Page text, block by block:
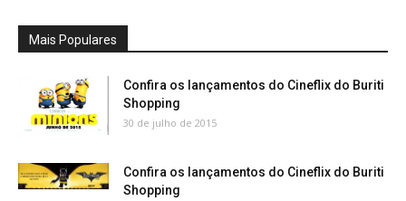
Mais Populares
Confira os lançamentos do Cineflix do Buriti
Shopping
30 de julho de 2015
Confira os lançamentos do Cineflix do Buriti
Shopping